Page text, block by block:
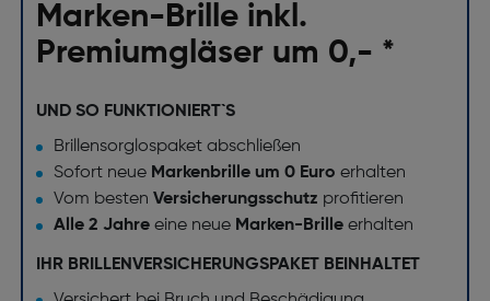
Marken-Brille inkl.
Premiumgläser um 0,- *
UND SO FUNKTIONIERT`S
Brillensorglospaket abschließen
Sofort neue Markenbrille um 0 Euro erhalten
Vom besten Versicherungsschutz profitieren
Alle 2 Jahreeine neue Marken-Brille erhalten
IHR BRILLENVERSICHERUNGSPAKET BEINHALTET